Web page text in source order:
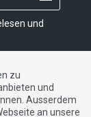
und
zu
und
Ausserdem
an unsere